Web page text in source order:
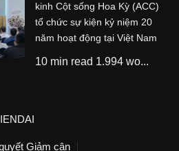
kinh Cột sống Hoa Kỳ (ACC)
tổ chức sự kiện kỷ niệm 20
năm hoạt động tại Việt Nam
10 min read 1.994 wo...
Giảm cân